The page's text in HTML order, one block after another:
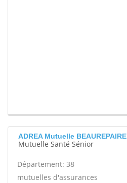
ADREA Mutuelle BEAUREPAIRE
Mutuelle Santé Sénior
Département: 38
mutuelles d'assurances